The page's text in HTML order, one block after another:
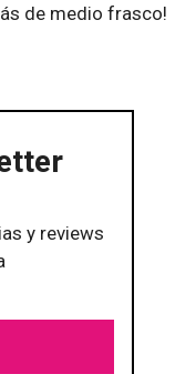
de medio frasco!
y reviews